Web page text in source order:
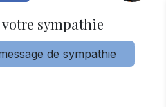
sympathie
de sympathie